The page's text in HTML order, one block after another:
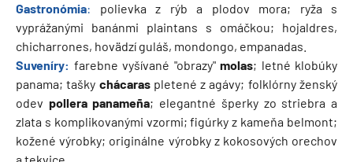
Gastronómia: polievka z rýb a plodov mora; ryža s
vyprážanými banánmi plaintans s omáčkou; hojaldres,
chicharrones, hovädzí guláš, mondongo, empanadas.
Suveníry: farebne vyšívané "obrazy" molas; letné klobúky
panama; tašky chácaraspletené z agávy; folklórny ženský
odev pollera panameña; elegantné šperky zo striebra a
zlata s komplikovanými vzormi; figúrky z kameňa belmont;
kožené výrobky; originálne výrobky z kokosových orechov